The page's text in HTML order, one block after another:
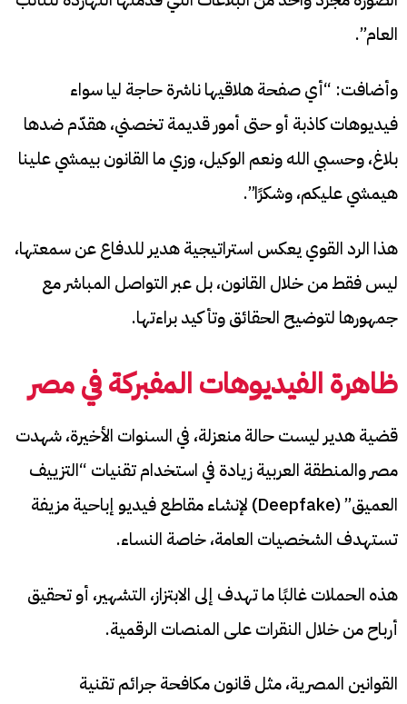
العام”.
وأضافت: “أي صفحة هلاقيها ناشرة حاجة ليا سواء
فيديوهات كاذبة أو حتى أمور قديمة تخصني، هقدّم ضدها
بلاغ، وحسبي الله ونعم الوكيل، وزي ما القانون بيمشي علينا
هيمشي عليكم، وشكرًا”.
هذا الرد القوي يعكس استراتيجية هدير للدفاع عن سمعتها،
ليس فقط من خلال القانون، بل عبر التواصل المباشر مع
جمهورها لتوضيح الحقائق وتأكيد براءتها.
ظاهرة الفيديوهات المفبركة في مصر
قضية هدير ليست حالة منعزلة، في السنوات الأخيرة، شهدت
مصر والمنطقة العربية زيادة في استخدام تقنيات “التزييف
العميق” (Deepfake) لإنشاء مقاطع فيديو إباحية مزيفة
تستهدف الشخصيات العامة، خاصة النساء.
هذه الحملات غالبًا ما تهدف إلى الابتزاز، التشهير، أو تحقيق
أرباح من خلال النقرات على المنصات الرقمية.
القوانين المصرية، مثل قانون مكافحة جرائم تقنية